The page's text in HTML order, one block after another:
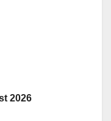
2026